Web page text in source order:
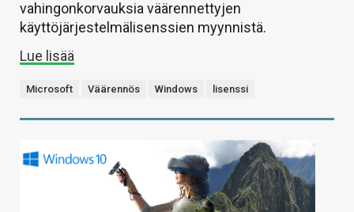
vahingonkorvauksia väärennettyjen
käyttöjärjestelmälisenssien myynnistä.
Lue lisää
Microsoft Väärennös Windows lisenssi